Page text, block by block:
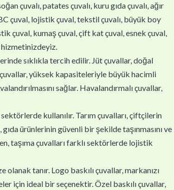
çuvalı, patates çuvalı, kuru gıda çuvalı, ağır
çuval, lojistik çuval, tekstil çuvalı, büyük boy
çuval, kumaş çuval, çift kat çuval, esnek çuval,
hizmetinizdeyiz.
sıklıkla tercih edilir. Jüt çuvallar, doğal
yüksek kapasiteleriyle büyük hacimli
sağlar. Havalandırmalı çuvallar,
kullanılır. Tarım çuvalları, çiftçilerin
ürünlerinin güvenli bir şekilde taşınmasını ve
taşıma çuvalları farklı sektörlerde lojistik
tanır. Logo baskılı çuvallar, markanızı
için ideal bir seçenektir. Özel baskılı çuvallar,